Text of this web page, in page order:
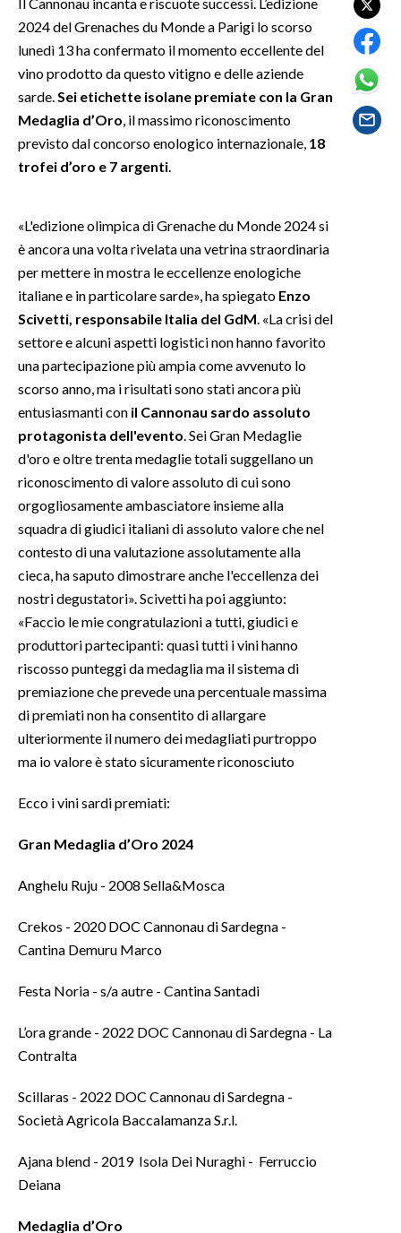
GOSSIP
SALUTE
SARDEGNA TURISMO
3 MINUTI CON
INSULARITÀ
INFO AZIENDE
ABBONATI
NECROLOGI
PUBBLICITÀ
SPIAGGE
STORE
2024 del Grenaches du Monde a Parigi lo scorso
lunedì 13 ha confermato il momento eccellente del
vino prodotto da questo vitigno e delle aziende
sarde. Sei etichette isolane premiate con la Gran
Medaglia d’Oro , il massimo riconoscimento
previsto dal concorso enologico internazionale, 18
trofei d’oro e 7 argenti
«L'edizione olimpica di Grenache du Monde 2024 si
è ancora una volta rivelata una vetrina straordinaria
per mettere in mostra le eccellenze enologiche
italiane e in particolare sarde», ha spiegato Enzo
Scivetti, responsabile Italia del GdM . «La crisi del
settore e alcuni aspetti logistici non hanno favorito
una partecipazione più ampia come avvenuto lo
scorso anno, ma i risultati sono stati ancora più
entusiasmanti con il Cannonau sardo assoluto
protagonista dell'evento . Sei Gran Medaglie
d'oro e oltre trenta medaglie totali suggellano un
riconoscimento di valore assoluto di cui sono
orgogliosamente ambasciatore insieme alla
squadra di giudici italiani di assoluto valore che nel
contesto di una valutazione assolutamente alla
cieca, ha saputo dimostrare anche l'eccellenza dei
nostri degustatori». Scivetti ha poi aggiunto:
«Faccio le mie congratulazioni a tutti, giudici e
produttori partecipanti: quasi tutti i vini hanno
riscosso punteggi da medaglia ma il sistema di
premiazione che prevede una percentuale massima
di premiati non ha consentito di allargare
ulteriormente il numero dei medagliati purtroppo
ma io valore è stato sicuramente riconosciuto
Ecco i vini sardi premiati:
Gran Medaglia d’Oro 2024
Anghelu Ruju - 2008 Sella&Mosca
Crekos - 2020 DOC Cannonau di Sardegna -
Cantina Demuru Marco
Festa Noria - s/a autre - Cantina Santadi
L’ora grande - 2022 DOC Cannonau di Sardegna - La
Contralta
Scillaras - 2022 DOC Cannonau di Sardegna -
Società Agricola Baccalamanza S.r.l.
Ajana blend - 2019 Isola Dei Nuraghi - Ferruccio
Deiana
Medaglia d’Oro